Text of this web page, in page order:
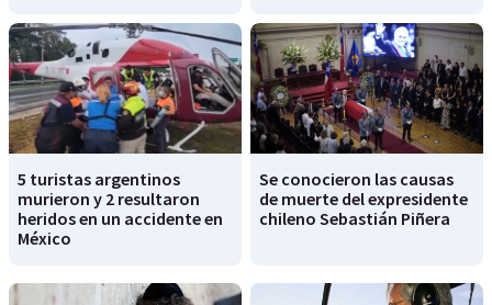
5 turistas argentinos
murieron y 2 resultaron
heridos en un accidente en
México
Se conocieron las causas
de muerte del expresidente
chileno Sebastián Piñera